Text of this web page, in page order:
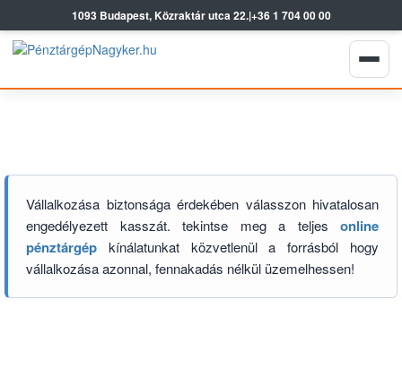
1093 Budapest, Közraktár utca 22.|+36 1 704 00 00
Vállalkozása biztonsága érdekében válasszon hivatalosan
engedélyezett kasszát. tekintse meg a teljes online
pénztárgép kínálatunkat közvetlenül a forrásból hogy
vállalkozása azonnal, fennakadás nélkül üzemelhessen!